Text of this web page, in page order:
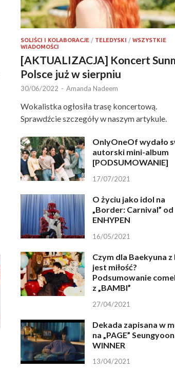
SOLIŚCI I KOLABORACJE / TELEDYSKI /WSZYSTKIE
WIADOMOŚCI
[AKTUALIZACJA] Koncert
Polsce już w sierpniu
30/06/2022 - Amanda Nadeem
Wokalistka ogłosiła trasę koncertową.
Sprawdźcie szczegóły w naszym artykule.
OnlyOneOf wydało
autorski mini-album
[PODSUMOWANIE]
17/07/2021
O życiu jako idol na
„Border: Carnival” od
ENHYPEN
16/05/2021
Czym dla Baekyuna z
jest miłość?
Podsumowanie
z „BAMBI”
27/04/2021
Dekada zapisana w
na „PAGE”
WINNER
13/04/2021